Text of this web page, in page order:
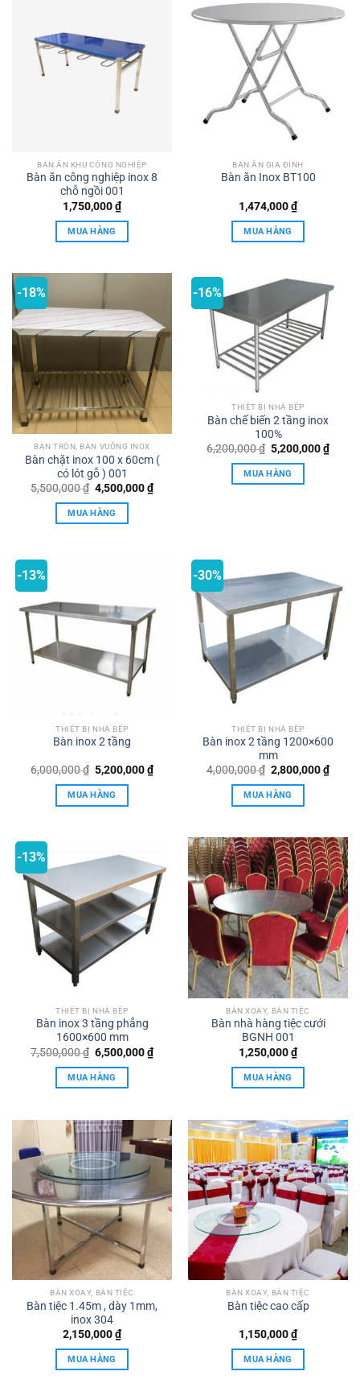
BÀN ĂN KHU CÔNG NGHIỆP
Bàn ăn công nghiệp inox 8
chỗ ngồi 001
1,750,000₫
MUA HÀNG
BÀN ĂN GIA ĐÌNH
Bàn ăn Inox BT100
1,474,000₫
MUA HÀNG
-18%
BÀN TRÒN, BÀN VUÔNG INOX
Bàn chặt inox 100 x 60cm (
có lót gỗ ) 001
5,500,000₫ Giá
gốc
là:
5,500,000 ₫.
4,500,000₫Giá
hiện
MUA HÀNG
-16%
THIẾT BỊ NHÀ BẾP
Bàn chế biến 2 tầng inox
100%
6,200,000₫ Giá
gốc
là:
6,200,000 ₫.
5,200,000₫Giá
hiện
MUA HÀNG
-13%
THIẾT BỊ NHÀ BẾP
Bàn inox 2 tầng
6,000,000₫ Giá
gốc
là:
6,000,000 ₫.
5,200,000₫Giá
hiện
MUA HÀNG
-30%
THIẾT BỊ NHÀ BẾP
Bàn inox 2 tầng 1200×600
mm
4,000,000₫ Giá
gốc
là:
4,000,000 ₫.
2,800,000₫Giá
hiện
MUA HÀNG
-13%
THIẾT BỊ NHÀ BẾP
Bàn inox 3 tầng phẳng
1600×600 mm
7,500,000₫ Giá
gốc
là:
7,500,000 ₫.
6,500,000₫Giá
hiện
MUA HÀNG
BÀN XOAY, BÀN TIỆC
Bàn nhà hàng tiệc cưới
BGNH 001
1,250,000₫
MUA HÀNG
BÀN XOAY, BÀN TIỆC
Bàn tiệc 1.45m , dày 1mm,
inox 304
2,150,000₫
MUA HÀNG
BÀN XOAY, BÀN TIỆC
Bàn tiệc cao cấp
1,150,000₫
MUA HÀNG